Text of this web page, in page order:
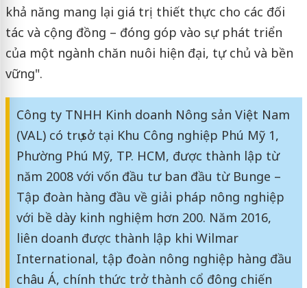
khả năng mang lại giá trị thiết thực cho các đối
tác và cộng đồng – đóng góp vào sự phát triển
của một ngành chăn nuôi hiện đại, tự chủ và bền
vững".
Công ty TNHH Kinh doanh Nông sản Việt Nam
(VAL) có trụ sở tại Khu Công nghiệp Phú Mỹ 1,
Phường Phú Mỹ, TP. HCM, được thành lập từ
năm 2008 với vốn đầu tư ban đầu từ Bunge –
Tập đoàn hàng đầu về giải pháp nông nghiệp
với bề dày kinh nghiệm hơn 200. Năm 2016,
liên doanh được thành lập khi Wilmar
International, tập đoàn nông nghiệp hàng đầu
châu Á, chính thức trở thành cổ đông chiến